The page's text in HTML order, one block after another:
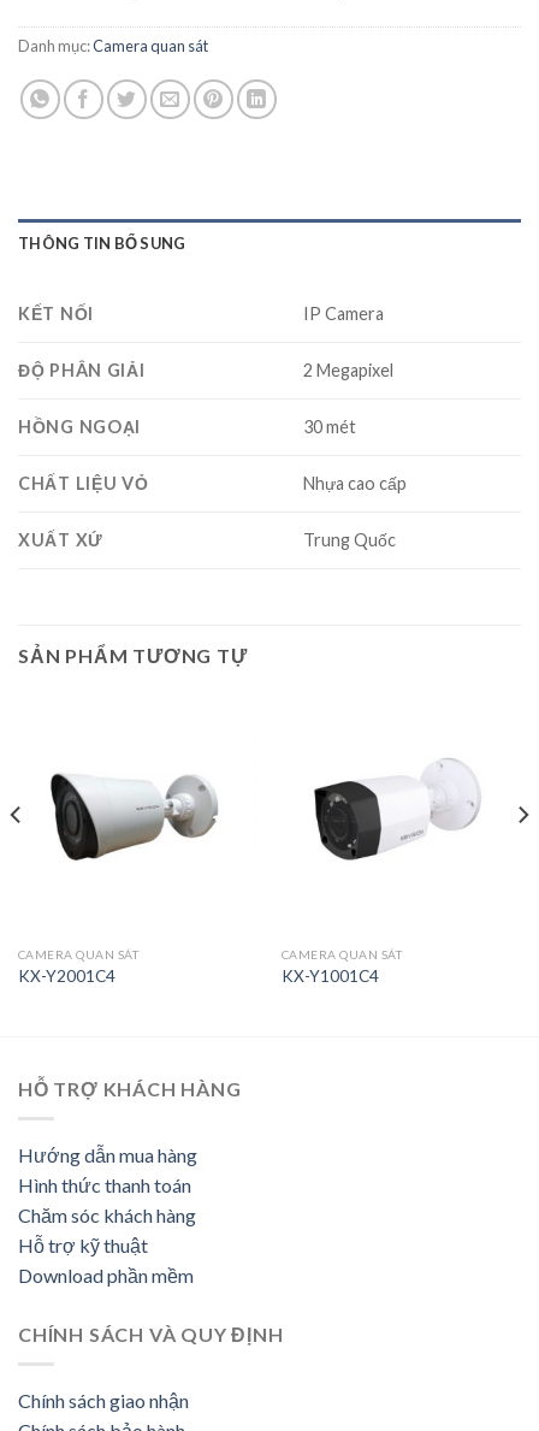
Danh mục:Camera quan sát
THÔNG TIN BỔ SUNG
KẾT NỐI IP Camera
ĐỘ PHÂN GIẢI 2 Megapixel
HỒNG NGOẠI 30 mét
CHẤT LIỆU VỎ Nhựa cao cấp
XUẤT XỨ Trung Quốc
SẢN PHẨM TƯƠNG TỰ
CAMERA QUAN SÁT
KX-Y2001C4
CAMERA QUAN SÁT
KX-Y1001C4
HỖ TRỢ KHÁCH HÀNG
Hướng dẫn mua hàng
Hình thức thanh toán
Chăm sóc khách hàng
Hỗ trợ kỹ thuật
Download phần mềm
CHÍNH SÁCH VÀ QUY ĐỊNH
Chính sách giao nhận